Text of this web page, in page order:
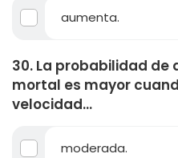
aumenta.
30. La probabilidad de
mortal es mayor
velocidad...
moderada.